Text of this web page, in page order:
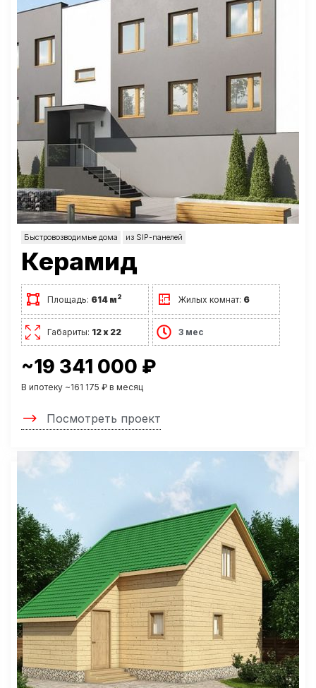
Быстровозводимые дома из SIP-панелей
Керамид
Площадь: 614 м2 Жилых комнат: 6
Габариты: 12 х 22 3 мес
~19 341 000 ₽
В ипотеку ~161 175 ₽ в месяц
Посмотреть проект